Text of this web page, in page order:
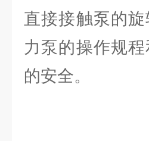
直接接触泵的
力泵的操作规
的安全。